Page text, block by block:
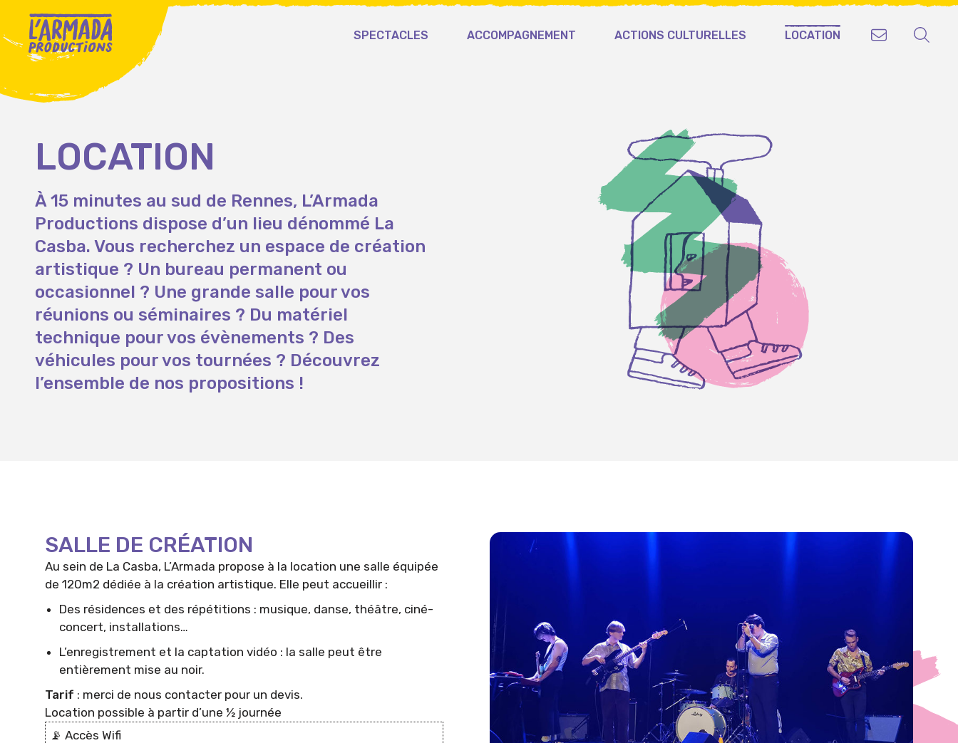
SPECTACLES ACCOMPAGNEMENT ACTIONS CULTURELLES LOCATION
LOCATION
À 15 minutes au sud de Rennes, L’Armada
Productions dispose d’un lieu dénommé La
Casba. Vous recherchez un espace de création
artistique ? Un bureau permanent ou
occasionnel ? Une grande salle pour vos
réunions ou séminaires ? Du matériel
technique pour vos évènements ? Des
véhicules pour vos tournées ? Découvrez
l’ensemble de nos propositions !
SALLE DE CRÉATION
Au sein de La Casba, L’Armada propose à la location une salle équipée
de 120m2 dédiée à la création artistique. Elle peut accueillir :
Des résidences et des répétitions : musique, danse, théâtre, ciné-
concert, installations…
L’enregistrement et la captation vidéo : la salle peut être
entièrement mise au noir.
Tarif : merci de nous contacter pour un devis.
Location possible à partir d’une ½ journée
📡 Accès Wifi